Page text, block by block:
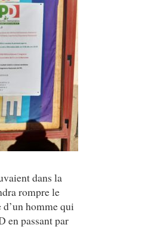
dans la
rompre le
homme qui
en passant par